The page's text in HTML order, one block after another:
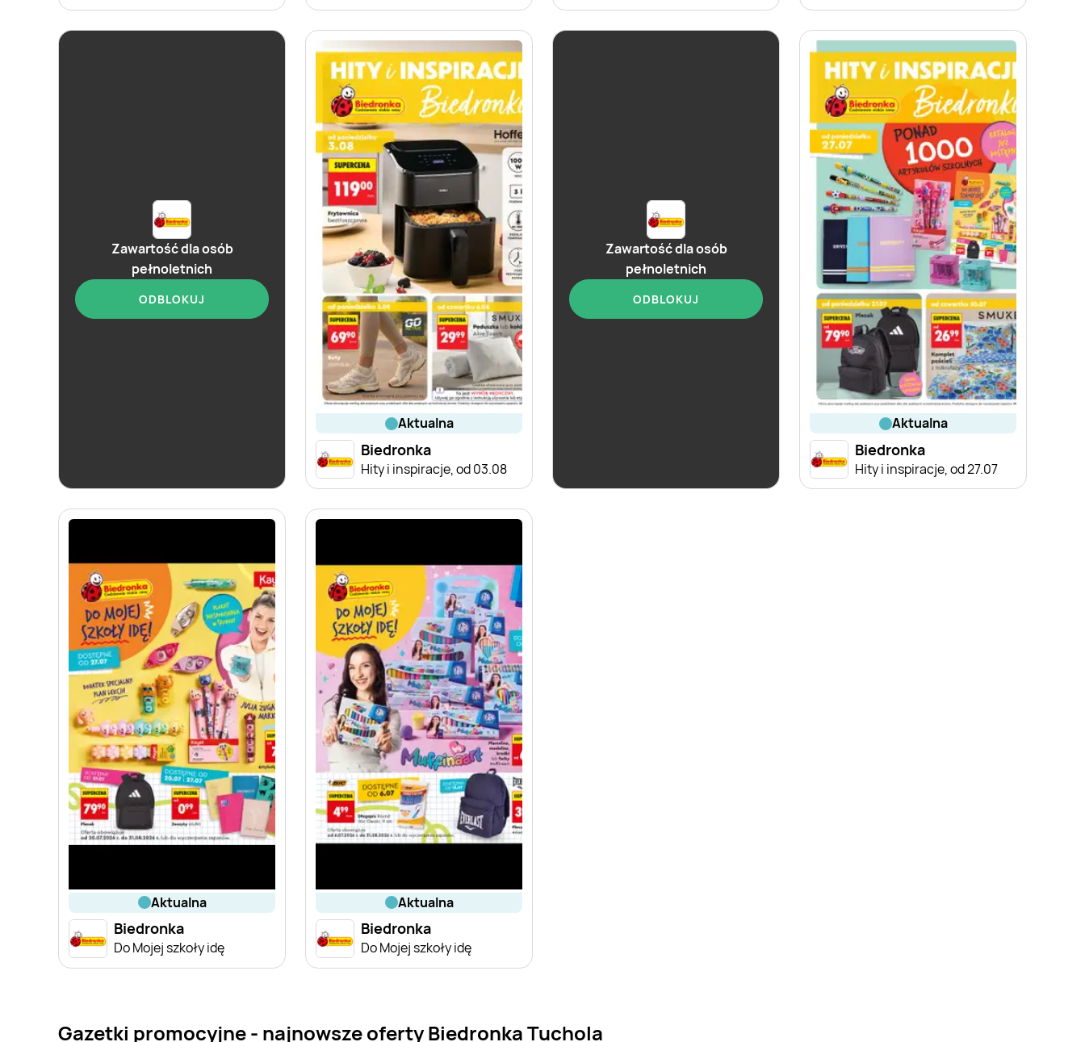
Zawartość dla osób
pełnoletnich
ODBLOKUJ
aktualna
Biedronka
Hity i inspiracje, od 03.08
Zawartość dla osób
pełnoletnich
ODBLOKUJ
aktualna
Biedronka
Hity i inspiracje, od 27.07
aktualna
Biedronka
Do Mojej szkoły idę
aktualna
Biedronka
Do Mojej szkoły idę
Gazetki promocyjne - najnowsze oferty Biedronka Tuchola